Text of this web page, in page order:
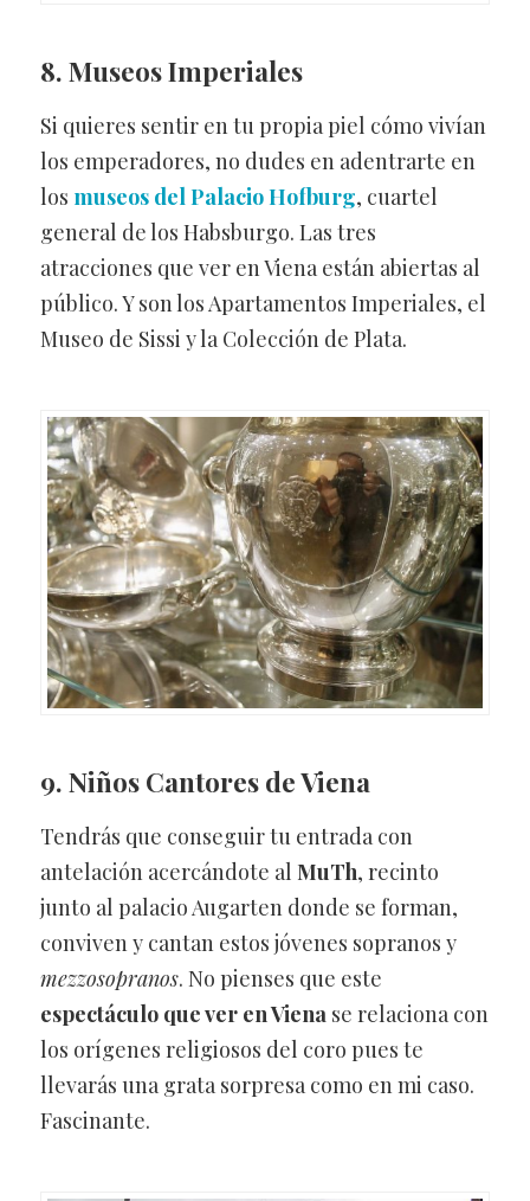
8. Museos Imperiales
Si quieres sentir en tu propia piel cómo vivían
los emperadores, no dudes en adentrarte en
los museos del Palacio Hofburg, cuartel
general de los Habsburgo. Las tres
atracciones que ver en Viena están abiertas al
público. Y son los Apartamentos Imperiales, el
Museo de Sissi y la Colección de Plata.
9. Niños Cantores de Viena
Tendrás que conseguir tu entrada con
antelación acercándote al MuTh, recinto
junto al palacio Augarten donde se forman,
conviven y cantan estos jóvenes sopranos y
mezzosopranos. No pienses que este
espectáculo que ver en Viena se relaciona con
los orígenes religiosos del coro pues te
llevarás una grata sorpresa como en mi caso.
Fascinante.